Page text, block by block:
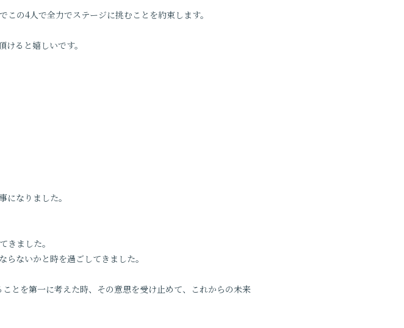
の4人で全力でステージに挑むことを約束します。
ると嬉しいです。
になりました。
きました。
ないかと時を過ごしてきました。
とを第一に考えた時、その意思を受け止めて、これからの未来